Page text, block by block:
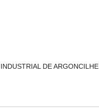
DE ARGONCILHE